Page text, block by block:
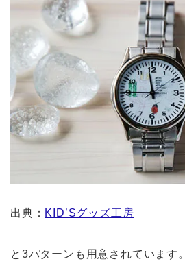
出典： KID’Sグッズ工房
と3パターンも用意されています。